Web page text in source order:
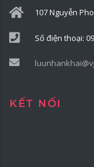
107 Nguyễn
Số điện thoại:
KẾT NỐI